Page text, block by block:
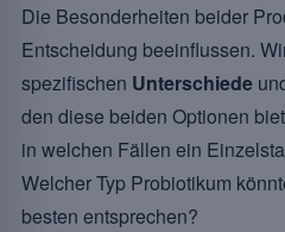
Die Besonderheiten beider
Entscheidung beeinflussen.
spezifischen Unterschiede
den diese beiden Optionen
in welchen Fällen ein
Welcher Typ Probiotikum
besten entsprechen?